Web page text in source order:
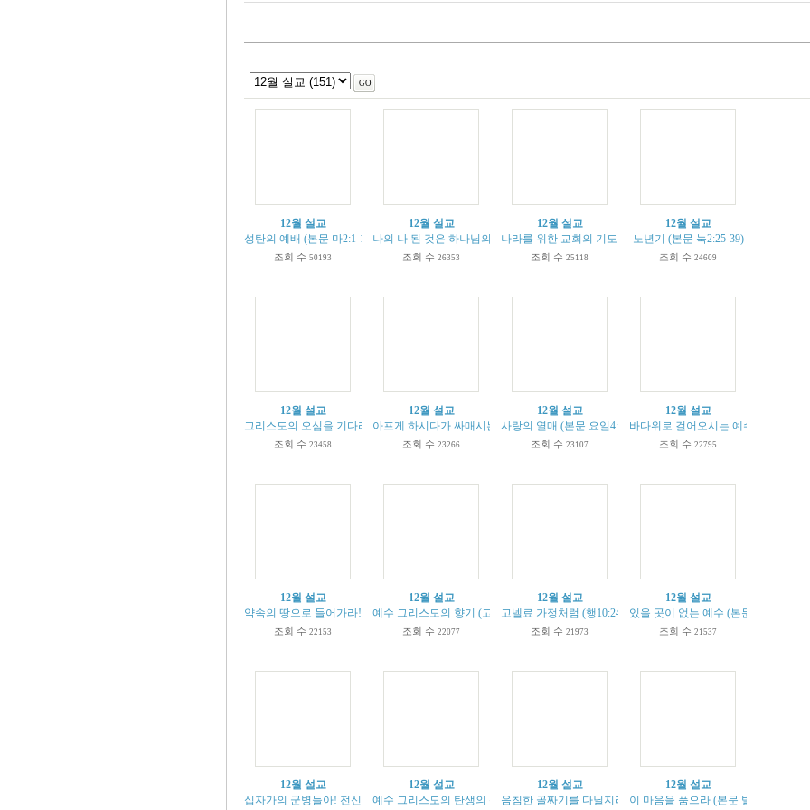
12월 설교
성탄의 예배 (본문 마2:1-12)
조회 수 50193
12월 설교
나의 나 된 것은 하나님의 은혜 ((고전15:8-11))
조회 수 26353
12월 설교
나라를 위한 교회의 기도 (본문 딤전2:1-4)
조회 수 25118
12월 설교
노년기 (본문 눅2:25-39)
조회 수 24609
12월 설교
그리스도의 오심을 기다리는 사람들 (본문 살전3:9-13)
조회 수 23458
12월 설교
아프게 하시다가 싸매시는 하나님 (욥5:17-27)
조회 수 23266
12월 설교
사랑의 열매 (본문 요일4:7-12)
조회 수 23107
12월 설교
바다위로 걸어오시는 예수님 (본문 마
조회 수 22795
12월 설교
약속의 땅으로 들어가라! (수1:1-11)
조회 수 22153
12월 설교
예수 그리스도의 향기 (고후 2:12-17)
조회 수 22077
12월 설교
고넬료 가정처럼 (행10:24-25)
조회 수 21973
12월 설교
있을 곳이 없는 예수 (본문 눅2:1-7)
조회 수 21537
12월 설교
십자가의 군병들아! 전신갑주로 무장하라! (엡6:10-20)
12월 설교
예수 그리스도의 탄생의 신비! (마1:18-25)
12월 설교
음침한 골짜기를 다닐지라도 (시편 23:1-6)
12월 설교
이 마음을 품으라 (본문 빌2:5-11)